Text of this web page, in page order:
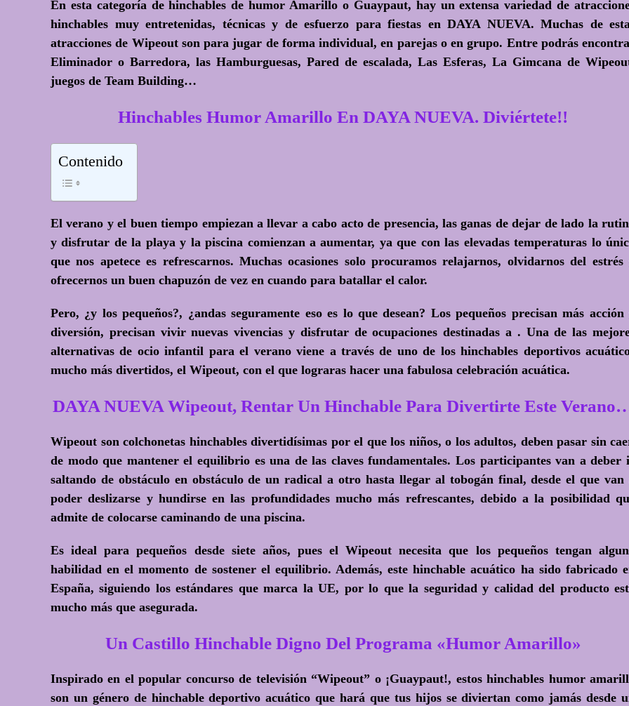
En esta categoría de hinchables de humor Amarillo o Guaypaut, hay un extensa variedad de
hinchables muy entretenidas, técnicas y de esfuerzo para fiestas en DAYA NUEVA. Muchas de
atracciones de Wipeout son para jugar de forma individual, en parejas o en grupo. Entre podrás
Eliminador o Barredora, las Hamburguesas, Pared de escalada, Las Esferas, La Gimcana de
juegos de Team Building…
Hinchables Humor Amarillo En DAYA NUEVA. Diviértete!!
Contenido
El verano y el buen tiempo empiezan a llevar a cabo acto de presencia, las ganas de dejar de lado la
y disfrutar de la playa y la piscina comienzan a aumentar, ya que con las elevadas temperaturas lo
que nos apetece es refrescarnos. Muchas ocasiones solo procuramos relajarnos, olvidarnos del estrés
ofrecernos un buen chapuzón de vez en cuando para batallar el calor.
Pero, ¿y los pequeños?, ¿andas seguramente eso es lo que desean? Los pequeños precisan más acción
diversión, precisan vivir nuevas vivencias y disfrutar de ocupaciones destinadas a . Una de las
alternativas de ocio infantil para el verano viene a través de uno de los hinchables deportivos
mucho más divertidos, el Wipeout, con el que lograras hacer una fabulosa celebración acuática.
DAYA NUEVA Wipeout, Rentar Un Hinchable Para Divertirte Este
Wipeout son colchonetas hinchables divertidísimas por el que los niños, o los adultos, deben pasar sin
de modo que mantener el equilibrio es una de las claves fundamentales. Los participantes van a deber
saltando de obstáculo en obstáculo de un radical a otro hasta llegar al tobogán final, desde el que van
poder deslizarse y hundirse en las profundidades mucho más refrescantes, debido a la posibilidad
admite de colocarse caminando de una piscina.
Es ideal para pequeños desde siete años, pues el Wipeout necesita que los pequeños tengan
habilidad en el momento de sostener el equilibrio. Además, este hinchable acuático ha sido fabricado
España, siguiendo los estándares que marca la UE, por lo que la seguridad y calidad del producto
mucho más que asegurada.
Un Castillo Hinchable Digno Del Programa «Humor Amarillo»
Inspirado en el popular concurso de televisión “Wipeout” o ¡Guaypaut!, estos hinchables humor
son un género de hinchable deportivo acuático que hará que tus hijos se diviertan como jamás desde